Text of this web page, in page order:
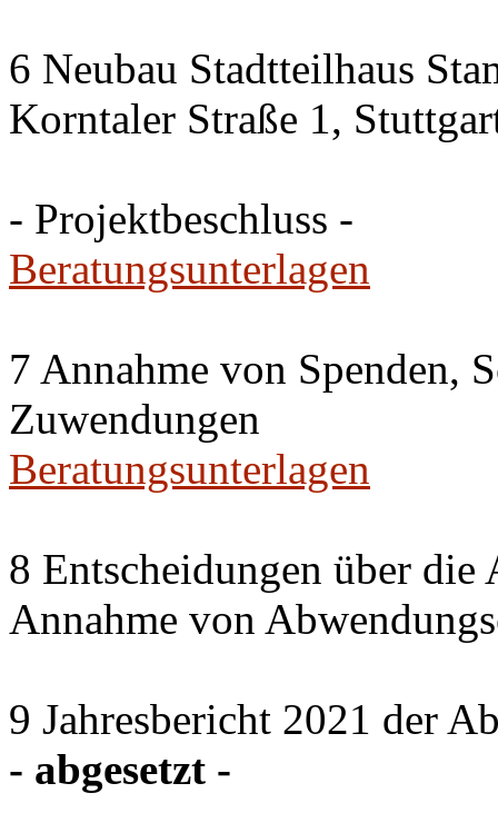
6 Neubau Stadtteilhaus
Korntaler Straße 1,
- Projektbeschluss -
Beratungsunterlagen
7 Annahme von Spenden,
Zuwendungen
Beratungsunterlagen
8 Entscheidungen über
Annahme von
9 Jahresbericht 2021 der
- abgesetzt -